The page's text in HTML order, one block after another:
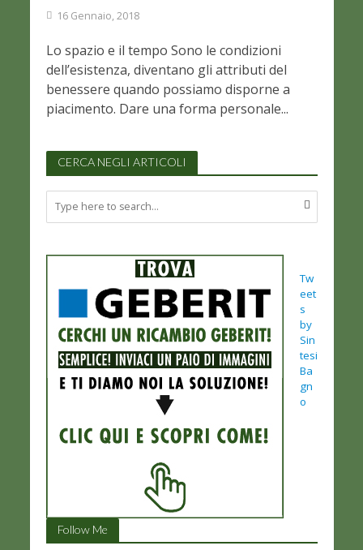
16 Gennaio, 2018
Lo spazio e il tempo Sono le condizioni
dell’esistenza, diventano gli attributi del
benessere quando possiamo disporne a
piacimento. Dare una forma personale...
CERCA NEGLI ARTICOLI
Tw
eet
s
by
Sin
tesi
Ba
gn
o
Follow Me